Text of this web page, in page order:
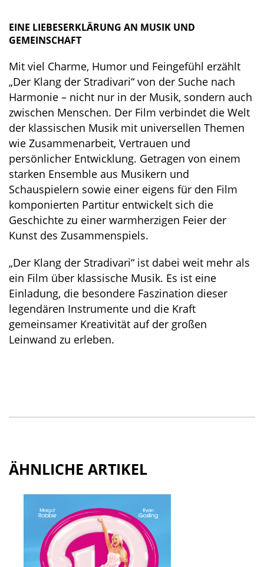
EINE LIEBESERKLÄRUNG AN MUSIK UND
GEMEINSCHAFT
Mit viel Charme, Humor und Feingefühl erzählt
„Der Klang der Stradivari“ von der Suche nach
Harmonie – nicht nur in der Musik, sondern auch
zwischen Menschen. Der Film verbindet die Welt
der klassischen Musik mit universellen Themen
wie Zusammenarbeit, Vertrauen und
persönlicher Entwicklung. Getragen von einem
starken Ensemble aus Musikern und
Schauspielern sowie einer eigens für den Film
komponierten Partitur entwickelt sich die
Geschichte zu einer warmherzigen Feier der
Kunst des Zusammenspiels.
„Der Klang der Stradivari“ ist dabei weit mehr als
ein Film über klassische Musik. Es ist eine
Einladung, die besondere Faszination dieser
legendären Instrumente und die Kraft
gemeinsamer Kreativität auf der großen
Leinwand zu erleben.
ÄHNLICHE ARTIKEL